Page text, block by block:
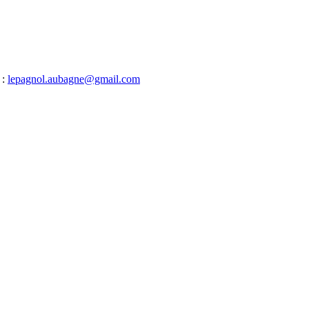
lepagnol.aubagne@gmail.com